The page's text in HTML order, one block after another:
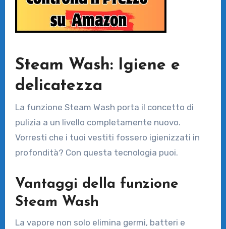
Steam Wash: Igiene e
delicatezza
La funzione Steam Wash porta il concetto di
pulizia a un livello completamente nuovo.
Vorresti che i tuoi vestiti fossero igienizzati in
profondità? Con questa tecnologia puoi.
Vantaggi della funzione
Steam Wash
La vapore non solo elimina germi, batteri e